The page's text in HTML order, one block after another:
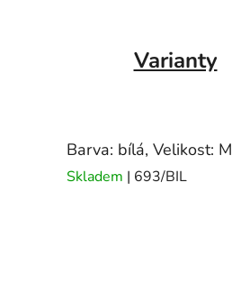
Varianty
Barva: bílá, Velikost: M
Skladem | 693/BIL